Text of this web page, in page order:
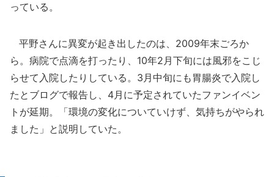
っている。
平野さんに異変が起き出したのは、2009年末ごろか
ら。病院で点滴を打ったり、10年2月下旬には風邪をこじ
らせて入院したりしている。3月中旬にも胃腸炎で入院し
たとブログで報告し、4月に予定されていたファンイベン
トが延期。「環境の変化についていけず、気持ちがやられ
ました」と説明していた。